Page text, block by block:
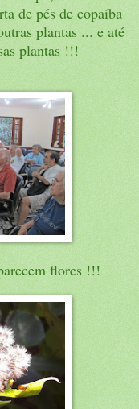
de pés de copaíba
plantas ... e até
plantas !!!
flores !!!